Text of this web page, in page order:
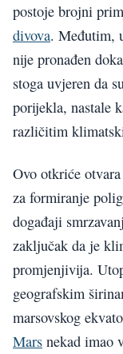
postoje brojni
divova. Međutim,
nije pronađen
stoga uvjeren da
porijekla, nastale
različitim
Ovo otkriće
za formiranje
događaji
zaključak da je
promjenjivija.
geografskim
marsovskog
Mars nekad imao